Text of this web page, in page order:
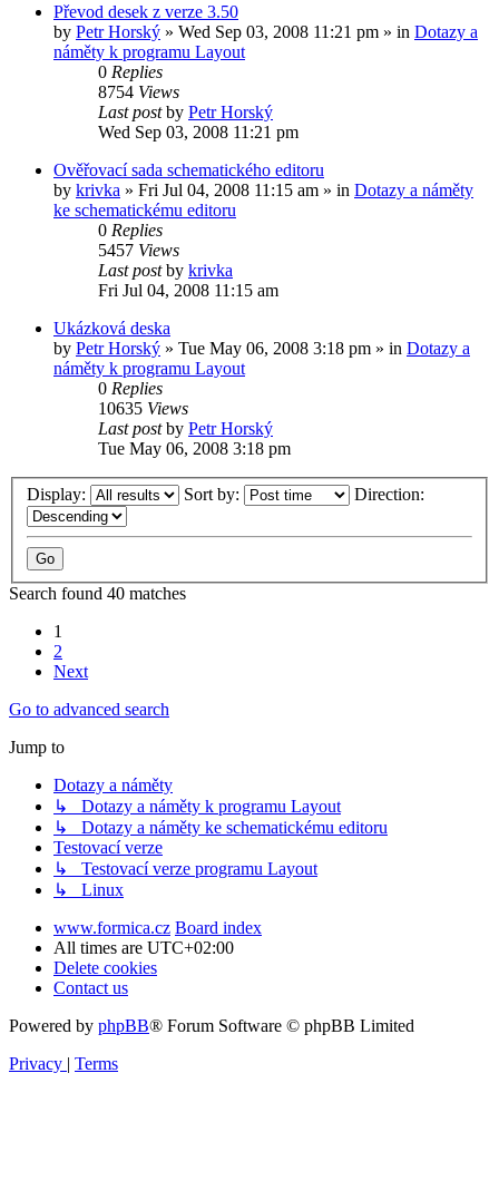
Převod desek z verze 3.50
by Petr Horský » Wed Sep 03, 2008 11:21 pm » in Dotazy a
náměty k programu Layout
0 Replies
8754 Views
Last postby Petr Horský
Wed Sep 03, 2008 11:21 pm
Ověřovací sada schematického editoru
by krivka » Fri Jul 04, 2008 11:15 am » in Dotazy a náměty
ke schematickému editoru
0 Replies
5457 Views
Last postby krivka
Fri Jul 04, 2008 11:15 am
Ukázková deska
by Petr Horský » Tue May 06, 2008 3:18 pm » in Dotazy a
náměty k programu Layout
0 Replies
10635 Views
Last postby Petr Horský
Tue May 06, 2008 3:18 pm
Display: Sort by: Direction:
Search found 40 matches
1
2
Next
Go to advanced search
Jump to
Dotazy a náměty
↳ Dotazy a náměty k programu Layout
↳ Dotazy a náměty ke schematickému editoru
Testovací verze
↳ Testovací verze programu Layout
↳ Linux
www.formica.cz Board index
All times are UTC+02:00
Delete cookies
Contact us
Powered by phpBB® Forum Software © phpBB Limited
Privacy
Terms